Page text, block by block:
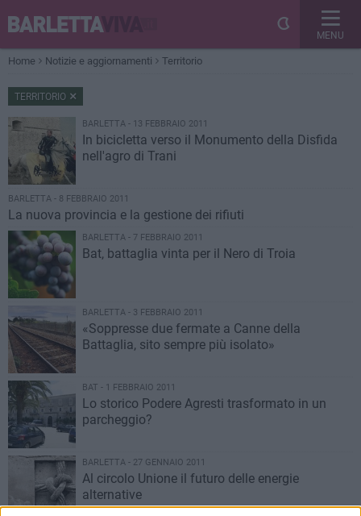
MENU
Home Notizie e aggiornamenti Territorio
TERRITORIO
BARLETTA - 13 FEBBRAIO 2011
In bicicletta verso il Monumento della Disfida
nell'agro di Trani
BARLETTA - 8 FEBBRAIO 2011
La nuova provincia e la gestione dei rifiuti
BARLETTA - 7 FEBBRAIO 2011
Bat, battaglia vinta per il Nero di Troia
BARLETTA - 3 FEBBRAIO 2011
«Soppresse due fermate a Canne della
Battaglia, sito sempre più isolato»
BAT - 1 FEBBRAIO 2011
Lo storico Podere Agresti trasformato in un
parcheggio?
BARLETTA - 27 GENNAIO 2011
Al circolo Unione il futuro delle energie
alternative